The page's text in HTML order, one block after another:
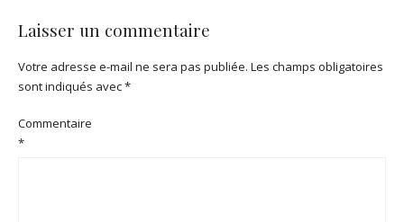
Laisser un commentaire
Votre adresse e-mail ne sera pas publiée. Les champs obligatoires
sont indiqués avec*
Commentaire
*